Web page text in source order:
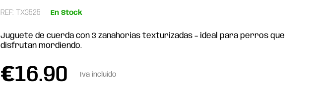
REF: TX3525 En Stock
Juguete de cuerda con 3 zanahorias texturizadas – ideal para perros que
disfrutan mordiendo.
€16.90 Iva incluido